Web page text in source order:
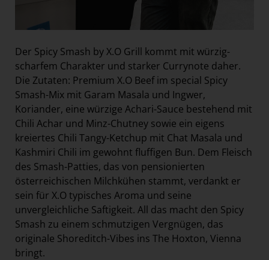
Der Spicy Smash by X.O Grill kommt mit würzig-
scharfem Charakter und starker Currynote daher.
Die Zutaten: Premium X.O Beef im special Spicy
Smash-Mix mit Garam Masala und Ingwer,
Koriander, eine würzige Achari-Sauce bestehend mit
Chili Achar und Minz-Chutney sowie ein eigens
kreiertes Chili Tangy-Ketchup mit Chat Masala und
Kashmiri Chili im gewohnt fluffigen Bun. Dem Fleisch
des Smash-Patties, das von pensionierten
österreichischen Milchkühen stammt, verdankt er
sein für X.O typisches Aroma und seine
unvergleichliche Saftigkeit. All das macht den Spicy
Smash zu einem schmutzigen Vergnügen, das
originale Shoreditch-Vibes ins The Hoxton, Vienna
bringt.